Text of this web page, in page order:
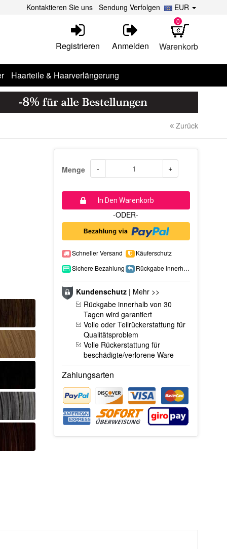
EUR
Kontaktieren Sie uns Sendung Verfolgen
Warenkorb
0
Registrieren Anmelden
Haarteile & Haarverlängerung
Zurück
Menge - +
In Den Warenkorb
-ODER-
Schneller Versand
Käuferschutz
Sichere Bezahlung
Rückgabe Innerhalb 15 Tage
Kundenschutz| Mehr >>
Rückgabe innerhalb von 30
Tagen wird garantiert
Volle oder Teilrückerstattung für
Qualitätsproblem
Volle Rückerstattung für
beschädigte/verlorene Ware
Zahlungsarten